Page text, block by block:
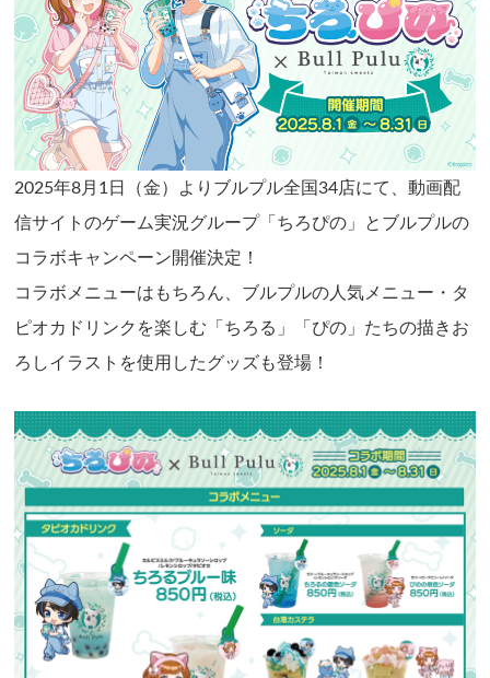
2025年8月1日（金）よりブルプル全国34店にて、動画配
信サイトのゲーム実況グループ「ちろぴの」とブルプルの
コラボキャンペーン開催決定！
コラボメニューはもちろん、ブルプルの人気メニュー・タ
ピオカドリンクを楽しむ「ちろる」「ぴの」たちの描きお
ろしイラストを使用したグッズも登場！